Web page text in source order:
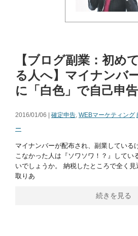
【ブログ副業：初め
る人へ】マイナンバ
に「白色」で自己申
2016/01/06 | 確定申告, WEBマーケティング
ー
マイナンバーが配布され、副業している
こなかった人は『ソワソワ！？』してい
いでしょうか。 納税したところで全く見
取りあ
続きを見る